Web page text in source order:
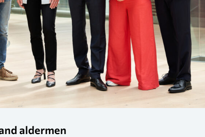
aldermen